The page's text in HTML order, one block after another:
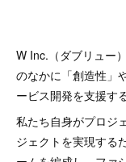
W Inc.（ダブリュー
のなかに「創造性」
ービス開発を支援す
私たち自身がプロジ
ジェクトを実現する